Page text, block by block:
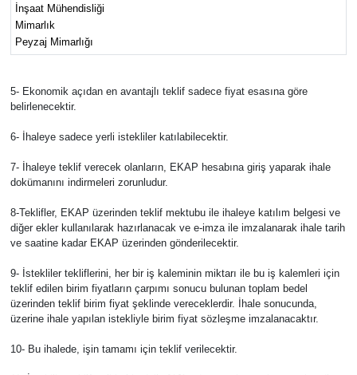
İnşaat Mühendisliği
Mimarlık
Peyzaj Mimarlığı
5- Ekonomik açıdan en avantajlı teklif sadece fiyat esasına göre
belirlenecektir.
6- İhaleye sadece yerli istekliler katılabilecektir.
7- İhaleye teklif verecek olanların, EKAP hesabına giriş yaparak ihale
dokümanını indirmeleri zorunludur.
8-Teklifler, EKAP üzerinden teklif mektubu ile ihaleye katılım belgesi ve
diğer ekler kullanılarak hazırlanacak ve e-imza ile imzalanarak ihale tarih
ve saatine kadar EKAP üzerinden gönderilecektir.
9- İstekliler tekliflerini, her bir iş kaleminin miktarı ile bu iş kalemleri için
teklif edilen birim fiyatların çarpımı sonucu bulunan toplam bedel
üzerinden teklif birim fiyat şeklinde vereceklerdir. İhale sonucunda,
üzerine ihale yapılan istekliyle birim fiyat sözleşme imzalanacaktır.
10- Bu ihalede, işin tamamı için teklif verilecektir.